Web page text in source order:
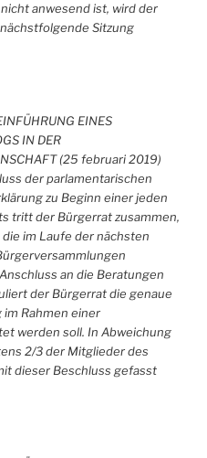
anwesend ist, wird der
Sitzung
EINES
IN DER
(25 februari 2019)
der parlamentarischen
zu Beginn einer jeden
tritt der Bürgerrat zusammen,
im Laufe der nächsten
an die Beratungen
der Bürgerrat die genaue
im Rahmen einer
werden soll. In Abweichung
2/3 der Mitglieder des
dieser Beschluss gefasst